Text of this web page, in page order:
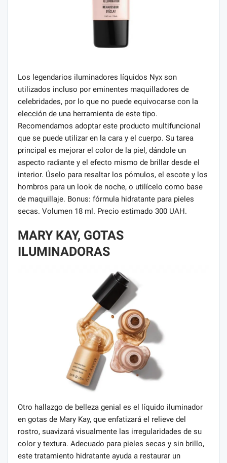
Los legendarios iluminadores líquidos Nyx son
utilizados incluso por eminentes maquilladores de
celebridades, por lo que no puede equivocarse con la
elección de una herramienta de este tipo.
Recomendamos adoptar este producto multifuncional
que se puede utilizar en la cara y el cuerpo. Su tarea
principal es mejorar el color de la piel, dándole un
aspecto radiante y el efecto mismo de brillar desde el
interior. Úselo para resaltar los pómulos, el escote y los
hombros para un look de noche, o utilícelo como base
de maquillaje. Bonus: fórmula hidratante para pieles
secas. Volumen 18 ml. Precio estimado 300 UAH.
MARY KAY, GOTAS
ILUMINADORAS
Otro hallazgo de belleza genial es el líquido iluminador
en gotas de Mary Kay, que enfatizará el relieve del
rostro, suavizará visualmente las irregularidades de su
color y textura. Adecuado para pieles secas y sin brillo,
este tratamiento hidratante ayuda a restaurar un